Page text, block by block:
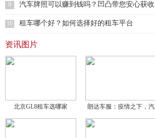
9
汽车牌照可以赚到钱吗？凹凸带您安心获收
10 租车哪个好？如何选择好的租车平台
资讯图片
北京GL8租车选哪家 朗达车服：疫情之下，汽